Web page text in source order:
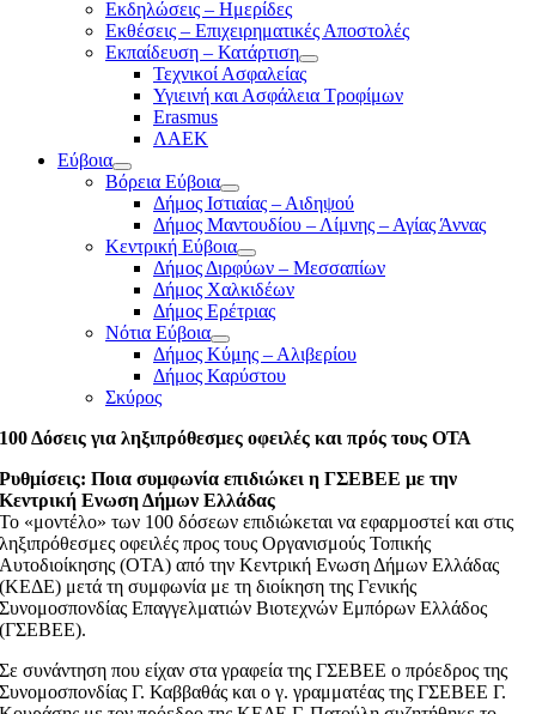
Εκδηλώσεις – Ημερίδες
Εκθέσεις – Επιχειρηματικές Αποστολές
Εκπαίδευση – Κατάρτιση
Τεχνικοί Ασφαλείας
Υγιεινή και Ασφάλεια Τροφίμων
Erasmus
ΛΑΕΚ
Εύβοια
Βόρεια Εύβοια
Δήμος Ιστιαίας – Αιδηψού
Δήμος Μαντουδίου – Λίμνης – Αγίας Άννας
Κεντρική Εύβοια
Δήμος Διρφύων – Μεσσαπίων
Δήμος Χαλκιδέων
Δήμος Ερέτριας
Νότια Εύβοια
Δήμος Κύμης – Αλιβερίου
Δήμος Καρύστου
Σκύρος
100 Δόσεις για ληξιπρόθεσμες οφειλές και πρός τους ΟΤΑ
Ρυθμίσεις: Ποια συμφωνία επιδιώκει η ΓΣΕΒΕΕ με την
Κεντρική Ενωση Δήμων Ελλάδας
Το «μοντέλο» των 100 δόσεων επιδιώκεται να εφαρμοστεί και στις
ληξιπρόθεσμες οφειλές προς τους Οργανισμούς Τοπικής
Αυτοδιοίκησης (ΟΤΑ) από την Κεντρική Ενωση Δήμων Ελλάδας
(ΚΕΔΕ) μετά τη συμφωνία με τη διοίκηση της Γενικής
Συνομοσπονδίας Επαγγελματιών Βιοτεχνών Εμπόρων Ελλάδος
(ΓΣΕΒΕΕ).
Σε συνάντηση που είχαν στα γραφεία της ΓΣΕΒΕΕ ο πρόεδρος της
Συνομοσπονδίας Γ. Καββαθάς και ο γ. γραμματέας της ΓΣΕΒΕΕ Γ.